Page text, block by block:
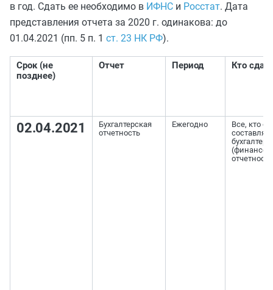
в год. Сдать ее необходимо в ИФНС и Росстат. Дата
представления отчета за 2020 г. одинакова: до
01.04.2021 (пп. 5 п. 1 ст. 23 НК РФ).
Срок (не
позднее)
Отчет Период Кто
02.04.2021
Бухгалтерская
отчетность
Ежегодно
Все, кто
составлять
отчетность